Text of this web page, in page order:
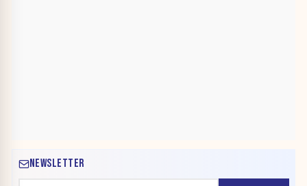
NEWSLETTER